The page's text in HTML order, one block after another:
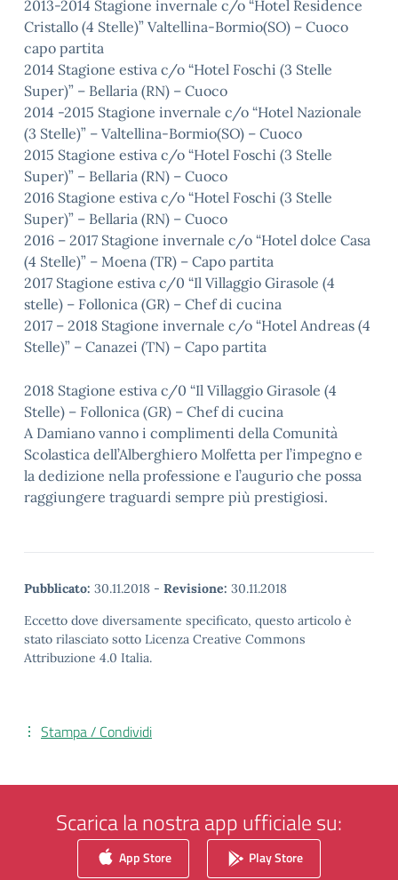
2013-2014 Stagione invernale c/o “Hotel Residence
Cristallo (4 Stelle)” Valtellina-Bormio(SO) – Cuoco
capo partita
2014 Stagione estiva c/o “Hotel Foschi (3 Stelle
Super)” – Bellaria (RN) – Cuoco
2014 -2015 Stagione invernale c/o “Hotel Nazionale
(3 Stelle)” – Valtellina-Bormio(SO) – Cuoco
2015 Stagione estiva c/o “Hotel Foschi (3 Stelle
Super)” – Bellaria (RN) – Cuoco
2016 Stagione estiva c/o “Hotel Foschi (3 Stelle
Super)” – Bellaria (RN) – Cuoco
2016 – 2017 Stagione invernale c/o “Hotel dolce Casa
(4 Stelle)” – Moena (TR) – Capo partita
2017 Stagione estiva c/0 “Il Villaggio Girasole (4
stelle) – Follonica (GR) – Chef di cucina
2017 – 2018 Stagione invernale c/o “Hotel Andreas (4
Stelle)” – Canazei (TN) – Capo partita
2018 Stagione estiva c/0 “Il Villaggio Girasole (4
Stelle) – Follonica (GR) – Chef di cucina
A Damiano vanno i complimenti della Comunità
Scolastica dell’Alberghiero Molfetta per l’impegno e
la dedizione nella professione e l’augurio che possa
raggiungere traguardi sempre più prestigiosi.
Pubblicato: 30.11.2018 - Revisione: 30.11.2018
Eccetto dove diversamente specificato, questo articolo è
stato rilasciato sotto Licenza Creative Commons
Attribuzione 4.0 Italia.
Stampa / Condividi
Scarica la nostra app ufficiale su:
App Store Play Store